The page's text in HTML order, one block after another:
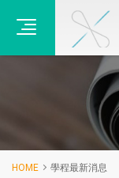
HOME 學程最新消息